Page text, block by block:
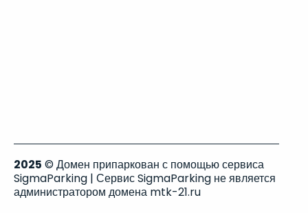
2025 © Домен припаркован с помощью сервиса
SigmaParking | Сервис SigmaParking не является
администратором домена mtk-21.ru